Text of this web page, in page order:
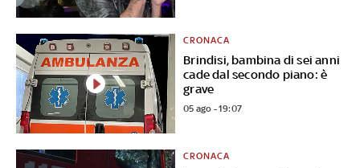
Brindisi, bambina di sei anni
cade dal secondo piano: è
grave
CRONACA
05 ago - 19:07
CRONACA